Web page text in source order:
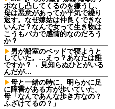
ポなし凸してくるのを嫌うし、
母は悪意があってか平気で繰り
返す。なぜ嫁姑は仲良くできな
いんだ？なんで女って生き物は
こうもバカで感情的なのだろう
か？
男が船室のベッドで寝ようと
していた。…えっ？あなたは誰
ですか？→ 見知らぬひとがいる
んだが…
母と一緒の時に、明らかに足
に障害がある方が歩いていた。
母「なんであんな歩き方なの？
ふざけてるの？」